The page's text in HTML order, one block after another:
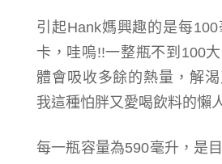
引起Hank媽興趣的是每
卡，哇嗚!!一整瓶不到100
體會吸收多餘的熱量，解
我這種怕胖又愛喝飲料的懶
每一瓶容量為590毫升，是